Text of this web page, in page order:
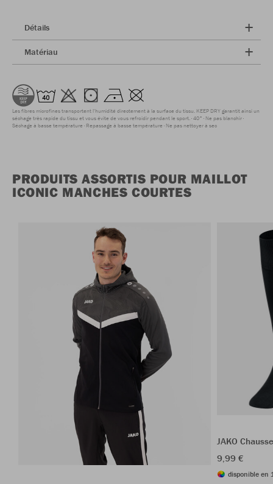
Détails
Matériau
Les fibres microfines transportent l'humidité directement à la surface du tissu. KEEP DRY garantit ainsi un
séchage très rapide du tissu et vous évite de vous refroidir pendant le sport. 40° Ne pas blanchir
Séchage à basse température Repassage à basse température Ne pas nettoyer à sec
PRODUITS ASSORTIS POUR MAILLOT
ICONIC MANCHES COURTES
JAKO
9,99 €
disponible en